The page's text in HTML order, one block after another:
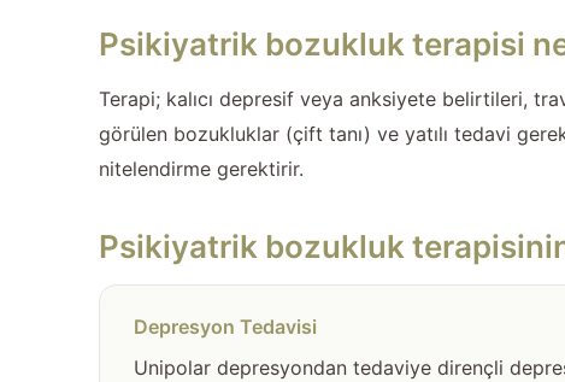
Psikiyatrik bozukluk terapisi
Terapi; kalıcı depresif veya anksiyete belirtileri,
görülen bozukluklar (çift tanı) ve yatılı tedavi
nitelendirme gerektirir.
Psikiyatrik bozukluk
Depresyon Tedavisi
Unipolar depresyondan tedaviye dirençli